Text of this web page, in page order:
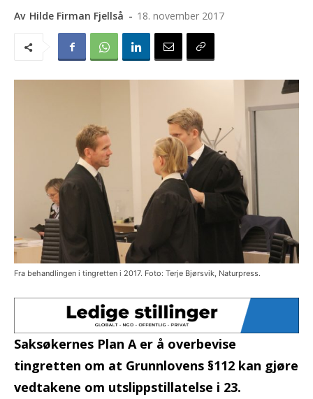
Av Hilde Firman Fjellså - 18. november 2017
Fra behandlingen i tingretten i 2017. Foto: Terje Bjørsvik, Naturpress.
Saksøkernes Plan A er å overbevise
tingretten om at Grunnlovens §112 kan gjøre
vedtakene om utslippstillatelse i 23.